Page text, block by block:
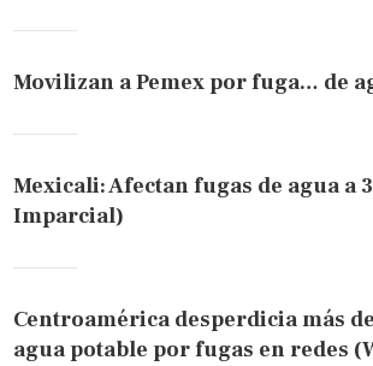
Movilizan a Pemex por fuga… de
Mexicali: Afectan fugas de agua a
Imparcial)
Centroamérica desperdicia más
agua potable por fugas en redes